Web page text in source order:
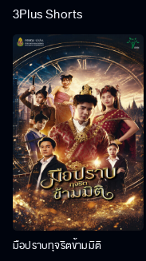
3Plus Shorts
มือปราบทุจริตข้ามมิติ